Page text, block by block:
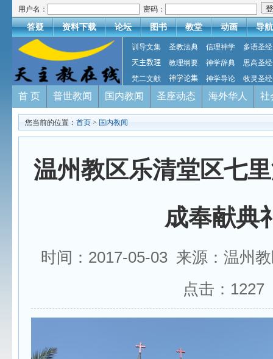
用户名： 密码：
答疑 资料下载 论坛 图书 教堂 动画 导航
训导文集 圣教法典 信理神学
多语圣经
天主教理
教理纲要 神学辞典
思高圣经
梵二文献
神学论集 神学导论 牧灵圣经
首 页 普世教闻 国内教闻 圣座动态 海外华人 社
您当前的位置： 首页 > 国内教闻
温州教区乐清堂区七
成奉献典
时间：2017-05-03 来源：温州
点击： 1227